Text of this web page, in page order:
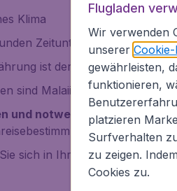
Klima
Zeitunterschied).
ist der Sinagpur Dollar.
sind Malaiisch, Chinesisch,
und notwendige
bei der
sich in Ihrem Hotel in
Flugladen
Wir verwenden
unserer
gewährleisten,
funktionieren,
platzieren
Surfverhalten
zu zeigen.
Cookies zu.